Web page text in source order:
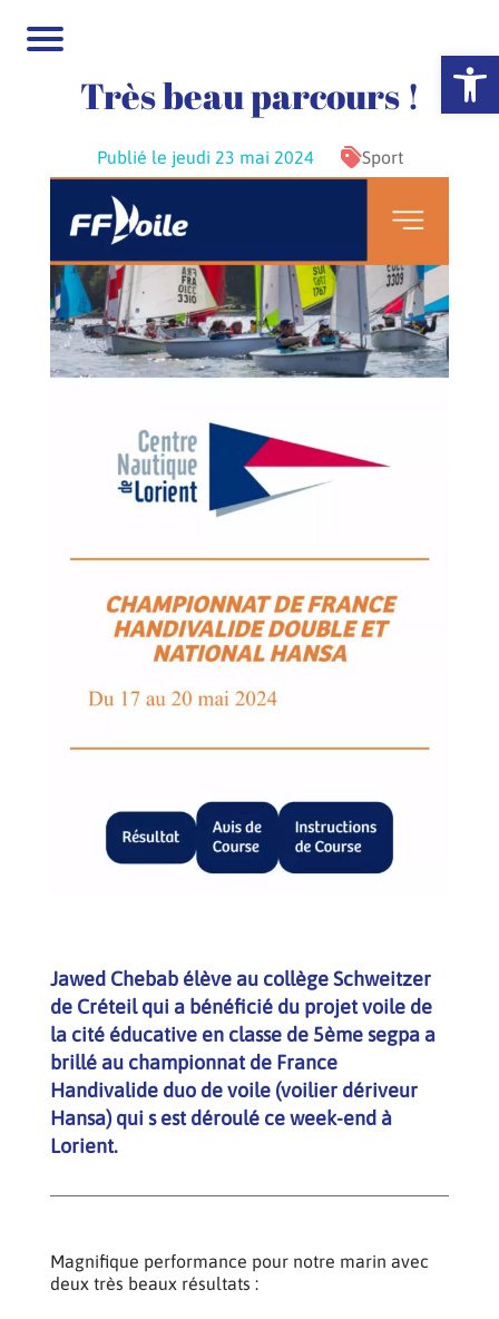
Ouvrir
Très beau parcours !
Publié le jeudi 23 mai 2024 Sport
Jawed Chebab élève au collège Schweitzer
de Créteil qui a bénéficié du projet voile de
la cité éducative en classe de 5ème segpa a
brillé au championnat de France
Handivalide duo de voile (voilier dériveur
Hansa) qui s est déroulé ce week-end à
Lorient.
Magnifique performance pour notre marin avec
deux très beaux résultats :